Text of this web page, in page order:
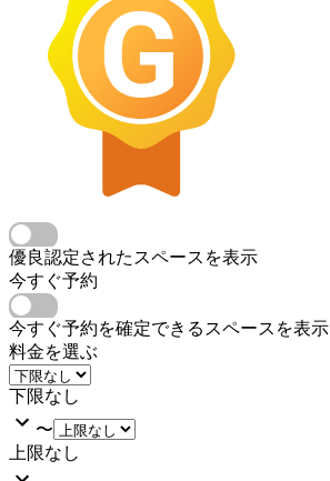
優良認定されたスペースを表示
今すぐ予約
今すぐ予約を確定できるスペースを表示
料金を選ぶ
下限なし
〜
上限なし